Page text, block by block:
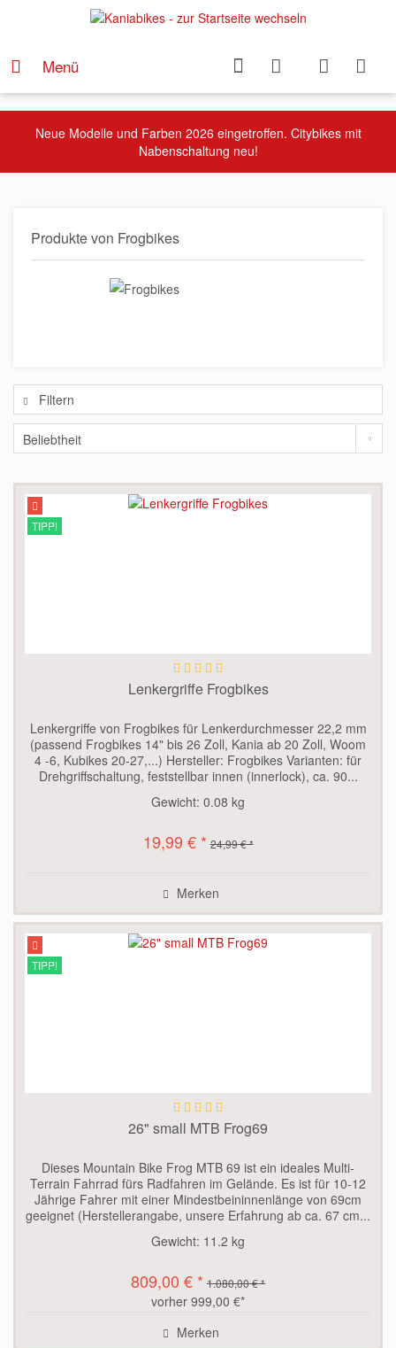
Menü
Neue Modelle und Farben 2026 eingetroffen. Citybikes mit
Nabenschaltung neu!
Produkte von Frogbikes
Filtern
TIPP!
Lenkergriffe Frogbikes
Lenkergriffe von Frogbikes für Lenkerdurchmesser 22,2 mm
(passend Frogbikes 14" bis 26 Zoll, Kania ab 20 Zoll, Woom
4 -6, Kubikes 20-27,...) Hersteller: Frogbikes Varianten: für
Drehgriffschaltung, feststellbar innen (innerlock), ca. 90...
Gewicht: 0.08 kg
19,99 € * 24,99 € *
Merken
TIPP!
26" small MTB Frog69
Dieses Mountain Bike Frog MTB 69 ist ein ideales Multi-
Terrain Fahrrad fürs Radfahren im Gelände. Es ist für 10-12
Jährige Fahrer mit einer Mindestbeininnenlänge von 69cm
geeignet (Herstellerangabe, unsere Erfahrung ab ca. 67 cm...
Gewicht: 11.2 kg
809,00 € * 1.080,00 € *
vorher 999,00 €*
Merken